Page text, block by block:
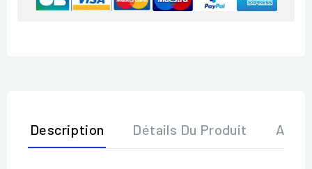
Description Détails Du Produit Avis